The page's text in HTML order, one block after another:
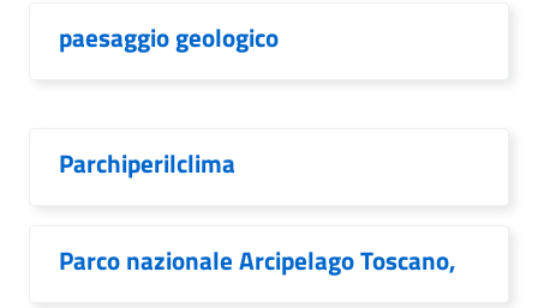
paesaggio geologico
Parchiperilclima
Parco nazionale Arcipelago Toscano,